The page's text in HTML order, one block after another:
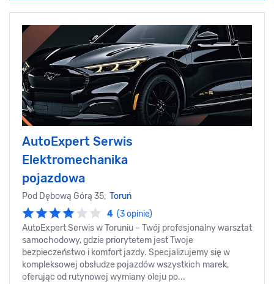
AutoExpert Serwis
Elektromechanika
pojazdowa
Pod Dębową Górą 35, Toruń
4 (3 opinie)
AutoExpert Serwis w Toruniu – Twój profesjonalny warsztat
samochodowy, gdzie priorytetem jest Twoje
bezpieczeństwo i komfort jazdy. Specjalizujemy się w
kompleksowej obsłudze pojazdów wszystkich marek,
oferując od rutynowej wymiany oleju po...